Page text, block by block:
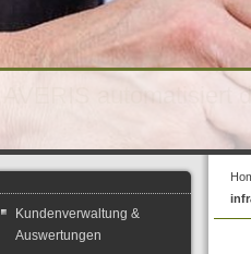
AVERIS automatisiert
Kundenverwaltung &
Auswertungen